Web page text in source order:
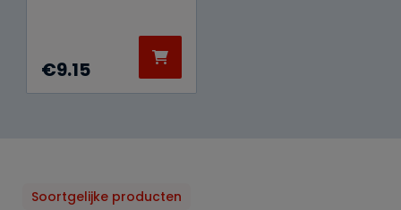
€9.15
Soortgelijke producten